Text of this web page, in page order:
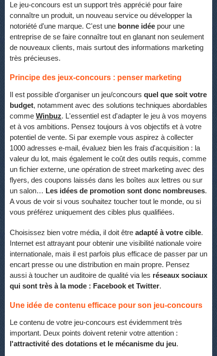
Le jeu-concours est un support très apprécié pour faire
connaître un produit, un nouveau service ou développer la
notoriété d'une marque. C'est une bonne idée pour une
entreprise de se faire connaître tout en glanant non seulement
de nouveaux clients, mais surtout des informations marketing
très précieuses.
Principe des jeux-concours : penser marketing
Il est possible d'organiser un jeu/concours quel que soit votre
budget, notamment avec des solutions techniques abordables
comme Winbuz. L'essentiel est d'adapter le jeu à vos moyens
et à vos ambitions. Pensez toujours à vos objectifs et à votre
potentiel de vente. Si par exemple vous aspirez à collecter
1000 adresses e-mail, évaluez bien les frais d'acquisition : la
valeur du lot, mais également le coût des outils requis, comme
un fichier externe, une opération de street marketing avec des
flyers, des coupons laissés dans les boîtes aux lettres ou sur
un salon… Les idées de promotion sont donc nombreuses.
A vous de voir si vous souhaitez toucher tout le monde, ou si
vous préférez uniquement des cibles plus qualifiées.
Choisissez bien votre média, il doit être adapté à votre cible.
Internet est attrayant pour obtenir une visibilité nationale voire
internationale, mais il est parfois plus efficace de passer par un
encart presse ou une distribution en main propre. Pensez
aussi à toucher un auditoire de qualité via les réseaux sociaux
qui sont très à la mode : Facebook et Twitter.
Une idée de contenu efficace pour son jeu-concours
Le contenu de votre jeu-concours est évidemment très
important. Deux points doivent retenir votre attention :
l'attractivité des dotations et le mécanisme du jeu.